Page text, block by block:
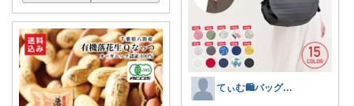
てぃむ🛍バッグ雑貨まとめ